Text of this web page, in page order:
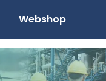
Webshop